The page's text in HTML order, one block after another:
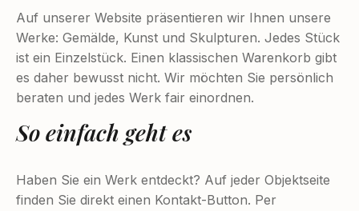
Auf unserer Website präsentieren wir Ihnen unsere
Werke: Gemälde, Kunst und Skulpturen. Jedes Stück
ist ein Einzelstück. Einen klassischen Warenkorb gibt
es daher bewusst nicht. Wir möchten Sie persönlich
beraten und jedes Werk fair einordnen.
So einfach geht es
Haben Sie ein Werk entdeckt? Auf jeder Objektseite
finden Sie direkt einen Kontakt-Button. Per